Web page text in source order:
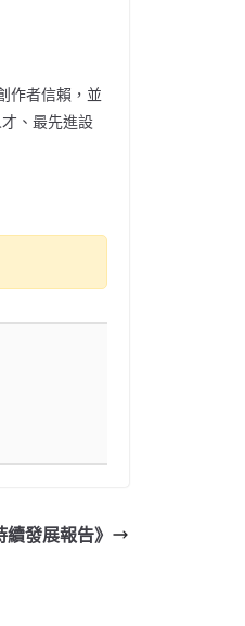
作者信賴，並
、最先進設
發展報告》